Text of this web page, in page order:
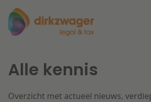
Expertises
Banking & Finance
Dichtbij de energietransitie
Alle kennis
Overzicht met actueel nieuws,